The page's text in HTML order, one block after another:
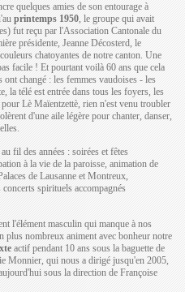
quelques amies de son entourage à
printemps 1950, le groupe qui avait
fut reçu par l'Association Cantonale du
présidente, Jeanne Décosterd, le
chatoyantes de notre canton. Une
facile ! Et pourtant voilà 60 ans que cela
changé : les femmes vaudoises - les
la télé est entrée dans tous les foyers, les
Lè Maïentzettè, rien n'est venu troubler
d'une aile légère pour chanter, danser,
fil des années : soirées et fêtes
à la vie de la paroisse, animation de
de Lausanne et Montreux,
spirituels accompagnés
l'élément masculin qui manque à nos
plus nombreux animent avec bonheur notre
actif pendant 10 ans sous la baguette de
Monnier, qui nous a dirigé jusqu'en 2005,
sous la direction de Françoise